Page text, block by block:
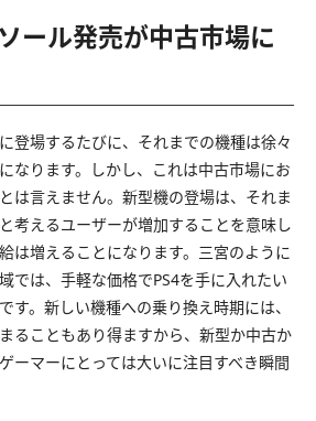
ール発売が中古市場に
登場するたびに、それまでの機種は徐々
なります。しかし、これは中古市場にお
は言えません。新型機の登場は、それま
考えるユーザーが増加することを意味し
は増えることになります。三宮のように
では、手軽な価格でPS4を手に入れたい
す。新しい機種への乗り換え時期には、
ることもあり得ますから、新型か中古か
ーマーにとっては大いに注目すべき瞬間